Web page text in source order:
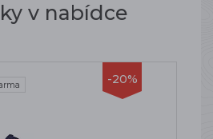
v nabídce
-20%